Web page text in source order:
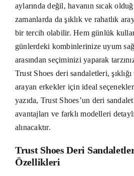
aylarında değil, havanın sıcak
zamanlarda da şıklık ve rahatlık
bir tercih olabilir. Hem günlük
günlerdeki kombinlerinize uyum
arasından seçiminizi yaparak
Trust Shoes deri sandaletleri,
arayan erkekler için ideal
yazıda, Trust Shoes’un deri
avantajları ve farklı modelleri
alınacaktır.
Trust Shoes Deri
Özellikleri